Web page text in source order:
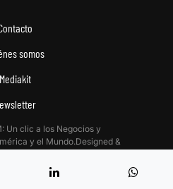
somos
Mediakit
Un clic a los Negocios y
y el Mundo.Designed &